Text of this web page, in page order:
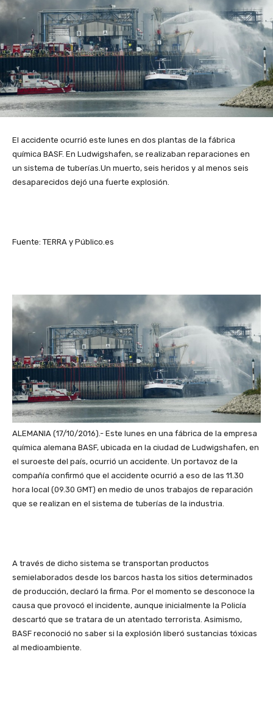
El accidente ocurrió este lunes en dos plantas de la fábrica
química BASF. En Ludwigshafen, se realizaban reparaciones en
un sistema de tuberías.Un muerto, seis heridos y al menos seis
desaparecidos dejó una fuerte explosión.
Fuente: TERRA y Público.es
ALEMANIA (17/10/2016).- Este lunes en una fábrica de la empresa
química alemana BASF, ubicada en la ciudad de Ludwigshafen, en
el suroeste del país, ocurrió un accidente. Un portavoz de la
compañía confirmó que el accidente ocurrió a eso de las 11.30
hora local (09.30 GMT) en medio de unos trabajos de reparación
que se realizan en el sistema de tuberías de la industria.
A través de dicho sistema se transportan productos
semielaborados desde los barcos hasta los sitios determinados
de producción, declaró la firma. Por el momento se desconoce la
causa que provocó el incidente, aunque inicialmente la Policía
descartó que se tratara de un atentado terrorista. Asimismo,
BASF reconoció no saber si la explosión liberó sustancias tóxicas
al medioambiente.